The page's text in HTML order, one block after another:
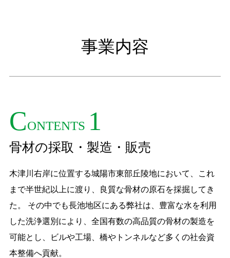
事業内容
CONTENTS 1
骨材の採取・製造・販売
木津川右岸に位置する城陽市東部丘陵地において、これ
まで半世紀以上に渡り、良質な骨材の原石を採掘してき
た。 その中でも長池地区にある弊社は、豊富な水を利用
した洗浄選別により、全国有数の高品質の骨材の製造を
可能とし、ビルや工場、橋やトンネルなど多くの社会資
本整備へ貢献。